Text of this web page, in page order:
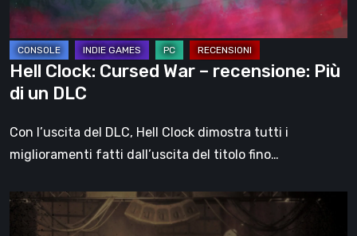
di
un
DLC
Hell Clock: Cursed War – recensione: Più
di un DLC
Con l’uscita del DLC, Hell Clock dimostra tutti i
miglioramenti fatti dall’uscita del titolo fino…
Impermanence:
costruire